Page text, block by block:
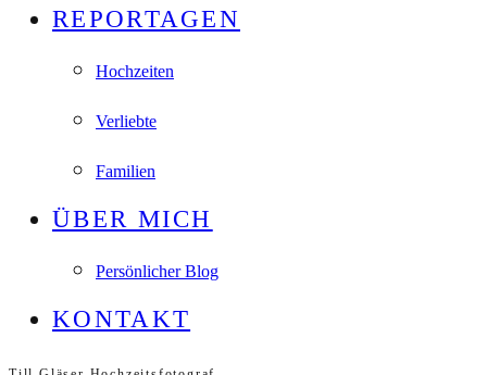
REPORTAGEN
Hochzeiten
Verliebte
Familien
ÜBER MICH
Persönlicher Blog
KONTAKT